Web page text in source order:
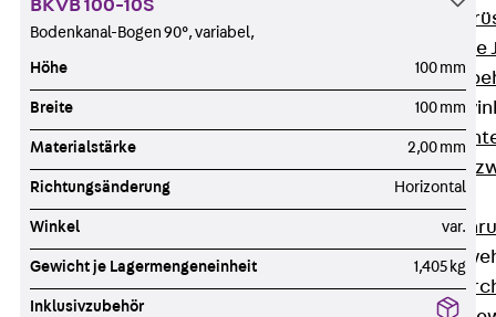
Gerüstschuhe
Zurück
Bewehrung
Zurück
BKVB 100-10S
Bodenkanal-Bogen 90°, variabel,
Höhe 100 mm
Breite 100 mm
Materialstärke 2,00 mm
Richtungsänderung Horizontal
Winkel var.
Gewicht je Lagermengeneinheit 1,405 kg
Inklusivzubehör